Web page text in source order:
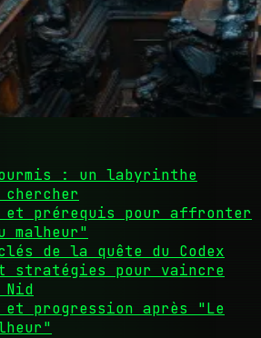
: un labyrinthe
chercher
et prérequis pour affronter
malheur"
de la quête du Codex
stratégies pour vaincre
et progression après "Le